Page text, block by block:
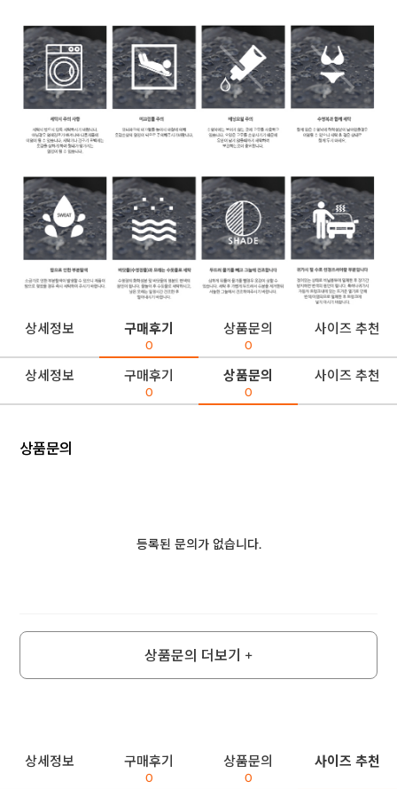
상세정보 구매후기
0
상품문의
0
사이즈 추천
상세정보 구매후기
0
상품문의
0
사이즈 추천
상품문의
등록된 문의가 없습니다.
상품문의 더보기 +
상세정보 구매후기
0
상품문의
0
사이즈 추천